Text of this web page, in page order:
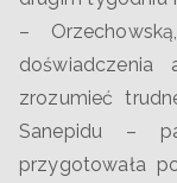
–
zrozumieć
Sanepidu –
przygotowała